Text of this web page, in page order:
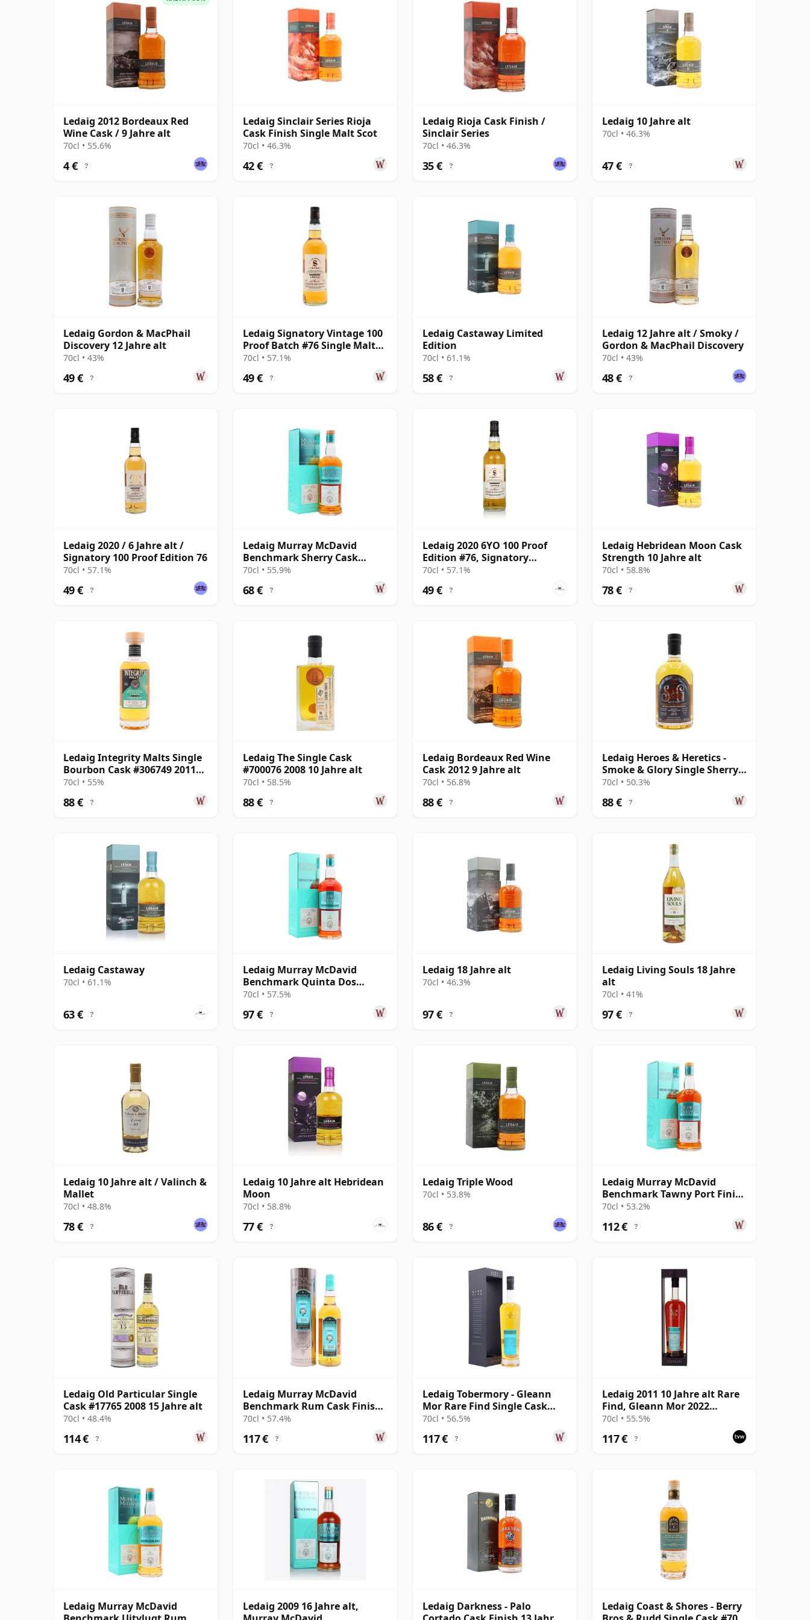
Ledaig 2012 Bordeaux Red
Wine Cask / 9 Jahre alt
70cl • 55.6%
4 € ?
Ledaig Sinclair Series Rioja
Cask Finish Single Malt Scot
70cl • 46.3%
42 € ?
Ledaig Rioja Cask Finish /
Sinclair Series
70cl • 46.3%
35 € ?
Ledaig 10 Jahre alt
70cl • 46.3%
47 € ?
Ledaig Gordon & MacPhail
Discovery 12 Jahre alt
70cl • 43%
49 € ?
Ledaig Signatory Vintage 100
Proof Batch #76 Single Malt
2020 6 Jahre alt
70cl • 57.1%
49 € ?
Ledaig Castaway Limited
Edition
70cl • 61.1%
58 € ?
Ledaig 12 Jahre alt / Smoky /
Gordon & MacPhail Discovery
70cl • 43%
48 € ?
Ledaig 2020 / 6 Jahre alt /
Signatory 100 Proof Edition 76
70cl • 57.1%
49 € ?
Ledaig Murray McDavid
Benchmark Sherry Cask
Single Malt S 2011 12 Jahre alt
70cl • 55.9%
68 € ?
Ledaig 2020 6YO 100 Proof
Edition #76, Signatory
Vintage
70cl • 57.1%
49 € ?
Ledaig Hebridean Moon Cask
Strength 10 Jahre alt
70cl • 58.8%
78 € ?
Ledaig Integrity Malts Single
Bourbon Cask #306749 2011
15 Jahre alt
70cl • 55%
88 € ?
Ledaig The Single Cask
#700076 2008 10 Jahre alt
70cl • 58.5%
88 € ?
Ledaig Bordeaux Red Wine
Cask 2012 9 Jahre alt
70cl • 56.8%
88 € ?
Ledaig Heroes & Heretics -
Smoke & Glory Single Sherry
Ca 2010 12 Jahre alt
70cl • 50.3%
88 € ?
Ledaig Castaway
70cl • 61.1%
63 € ?
Ledaig Murray McDavid
Benchmark Quinta Dos
Frades Wine Ca 2009 16 Jahre
70cl • 57.5%
97 € ?
Ledaig 18 Jahre alt
70cl • 46.3%
97 € ?
Ledaig Living Souls 18 Jahre
alt
70cl • 41%
97 € ?
Ledaig 10 Jahre alt / Valinch &
Mallet
70cl • 48.8%
78 € ?
Ledaig 10 Jahre alt Hebridean
Moon
70cl • 58.8%
77 € ?
Ledaig Triple Wood
70cl • 53.8%
86 € ?
Ledaig Murray McDavid
Benchmark Tawny Port Finish
2009 15 Jahre alt
70cl • 53.2%
112 € ?
Ledaig Old Particular Single
Cask #17765 2008 15 Jahre alt
70cl • 48.4%
114 € ?
Ledaig Murray McDavid
Benchmark Rum Cask Finish
Single Ma 2005 16 Jahre alt
70cl • 57.4%
117 € ?
Ledaig Tobermory - Gleann
Mor Rare Find Single Cask
#6991 2011 12 Jahre alt
70cl • 56.5%
117 € ?
Ledaig 2011 10 Jahre alt Rare
Find, Gleann Mor 2022
Bottling - Single Sherry Cask
70cl • 55.5%
117 € ?
Ledaig Murray McDavid
Ledaig 2009 16 Jahre alt,
Ledaig Darkness - Palo
Ledaig Coast & Shores - Berry